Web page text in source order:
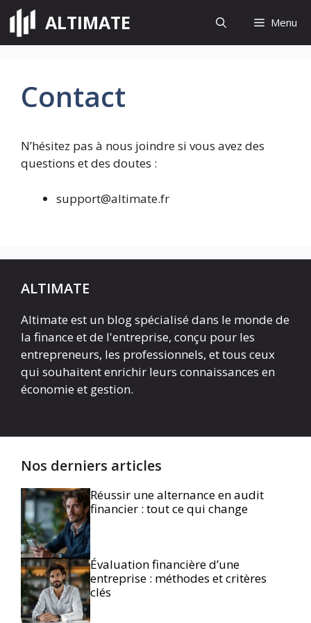
Aller
contenu
ALTIMATE Menu
Contact
N’hésitez pas à nous joindre si vous avez des
questions et des doutes :
support@altimate.fr
ALTIMATE
Altimate est un blog spécialisé dans le monde de
la finance et de l'entreprise, conçu pour les
entrepreneurs, les professionnels, et tous ceux
qui souhaitent enrichir leurs connaissances en
économie et gestion.
Nos derniers articles
Réussir une alternance en audit
financier : tout ce qui change
Évaluation financière d’une
entreprise : méthodes et critères
clés